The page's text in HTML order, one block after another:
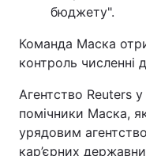
бюджету".
Команда Маска
контроль численні
Агентство Reuters
помічники Маска,
урядовим
кар’єрних